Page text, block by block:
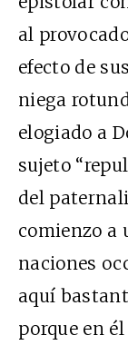
al
efecto de
niega
elogiado a
sujeto
del
comienzo a
naciones
aquí
porque en